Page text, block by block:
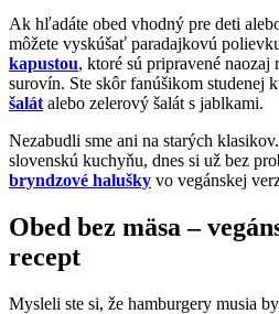
Ak hľadáte obed vhodný pre deti
môžete vyskúšať paradajkovú
kapustou, ktoré sú pripravené
surovín. Ste skôr fanúšikom studenej
šalát alebo zelerový šalát s jablkami.
Nezabudli sme ani na starých
slovenskú kuchyňu, dnes si už bez
bryndzové halušky vo vegánskej
Obed bez mäsa –
recept
Mysleli ste si, že hamburgery musia